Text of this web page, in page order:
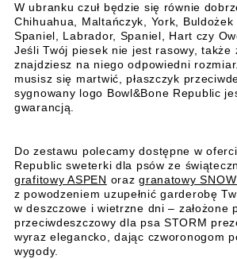
W ubranku czuł będzie się równie
Chihuahua, Maltańczyk, York,
Spaniel, Labrador, Spaniel, Hart czy
Jeśli Twój piesek nie jest rasowy, także
znajdziesz na niego odpowiedni
musisz się martwić, płaszczyk
sygnowany logo Bowl&Bone Republic
gwarancją.
Do zestawu polecamy dostępne w
Republic sweterki dla psów ze
grafitowy ASPEN orazgranatowy
z powodzeniem uzupełnić garderobę
w deszczowe i wietrzne dni – założone
przeciwdeszczowy dla psa STORM
wyraz elegancko, dając czworonogom
wygody.